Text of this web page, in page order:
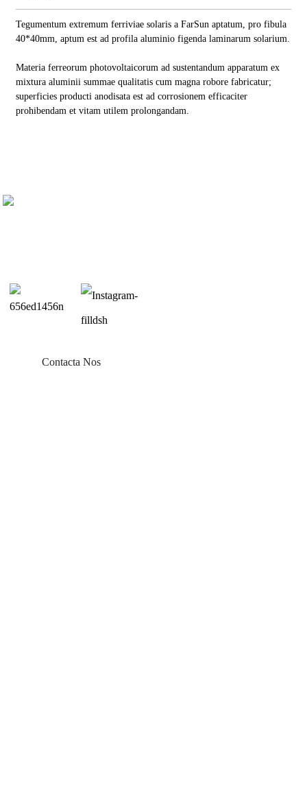
Tegumentum extremum ferriviae solaris a FarSun aptatum, pro fibula
40*40mm, aptum est ad profila aluminio figenda laminarum solarium.
Materia ferreorum photovoltaicorum ad sustentandum apparatum ex
mixtura aluminii summae qualitatis cum magna robore fabricatur;
superficies producti anodisata est ad corrosionem efficaciter
prohibendam et vitam utilem prolongandam.
Contacta Nos